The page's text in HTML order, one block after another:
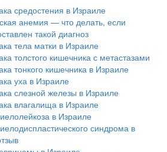
средостения в Израиле
анемия — что делать, если
такой диагноз
тела матки в Израиле
толстого кишечника с метастазами
тонкого кишечника в Израиле
уха в Израиле
слезной железы в Израиле
влагалища в Израиле
в Израиле
синдрома в